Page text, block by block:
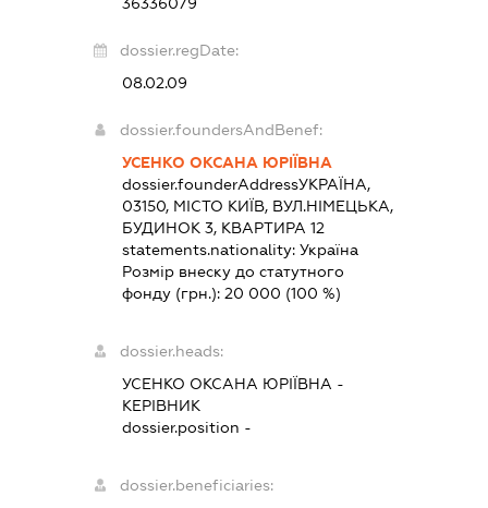
dossier.regDate:
08.02.09
dossier.foundersAndBenef:
УСЕНКО ОКСАНА ЮРІЇВНА
dossier.founderAddressУКРАЇНА,
03150, МІСТО КИЇВ, ВУЛ.НІМЕЦЬКА,
БУДИНОК 3, КВАРТИРА 12
statements.nationality:Україна
Розмір внеску до статутного
фонду (грн.):20 000 (100 %)
dossier.heads:
УСЕНКО ОКСАНА ЮРІЇВНА -
КЕРІВНИК
dossier.position -
dossier.beneficiaries: